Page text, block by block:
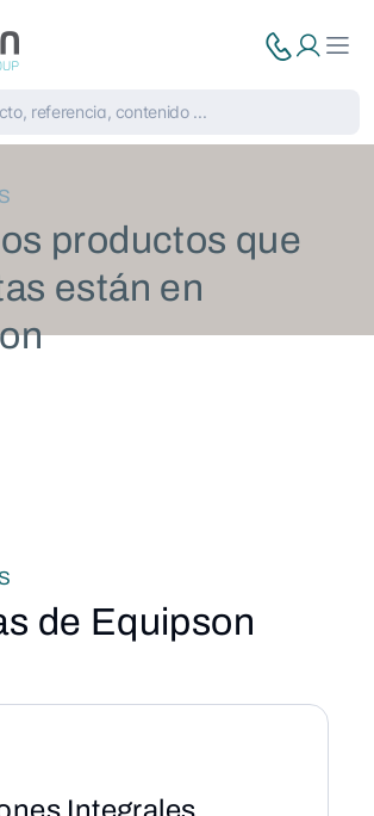
productos que
están en
de Equipson